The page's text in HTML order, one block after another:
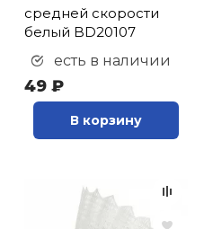
средней скорости
белый BD20107
есть в наличии
49 ₽
В корзину